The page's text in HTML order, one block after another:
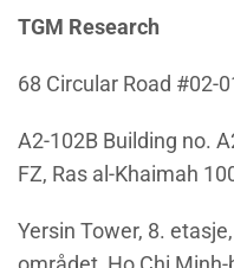
TGM Research
68 Circular Road #02-
A2-102B Building no.
FZ, Ras al-Khaimah
Yersin Tower, 8.